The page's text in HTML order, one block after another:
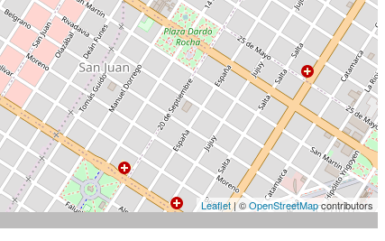
Leaflet| ©OpenStreetMapcontributors